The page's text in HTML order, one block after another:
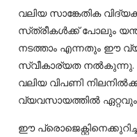
വലിയ സാങ്കേതിക
സ്‌ത്രീകൾക്ക് പോലും
നടത്താം എന്നതും ഈ
സ്വീകാര്യത നൽകുന്നു.
വലിയ വിപണി
വ്യവസായത്തിൽ
ഈ